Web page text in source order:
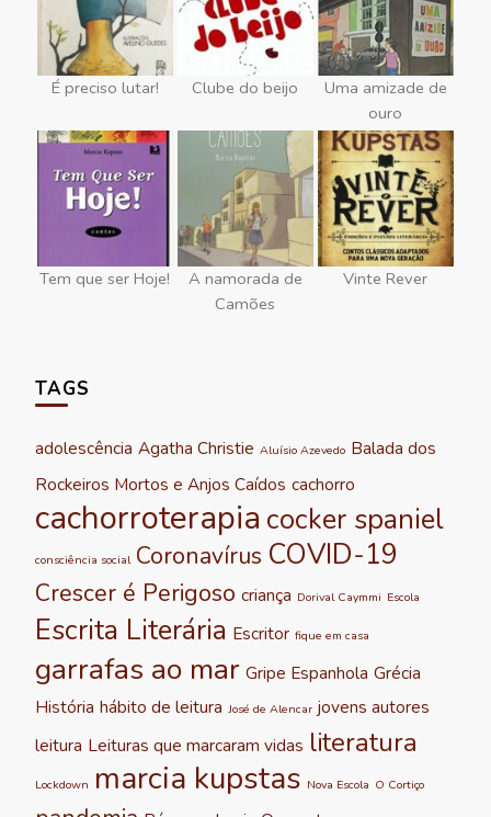
É preciso lutar! Clube do beijo
Uma amizade de
ouro
Tem que ser Hoje!
A namorada de
Camões
Vinte Rever
TAGS
adolescência Agatha Christie Aluísio Azevedo Balada dos
Rockeiros Mortos e Anjos Caídos cachorro
cachorroterapia cocker spaniel
consciência social Coronavírus COVID-19
Crescer é Perigoso criança Dorival Caymmi Escola
Escrita Literária Escritor fique em casa
garrafas ao mar Gripe Espanhola Grécia
História hábito de leitura José de Alencar jovens autores
leitura Leituras que marcaram vidas literatura
Lockdown marcia kupstas Nova Escola O Cortiço